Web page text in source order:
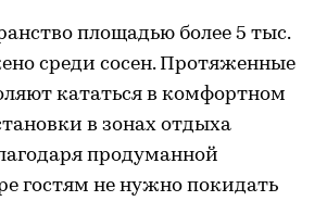
площадью более 5 тыс.
среди сосен. Протяженные
кататься в комфортном
в зонах отдыха
продуманной
гостям не нужно покидать